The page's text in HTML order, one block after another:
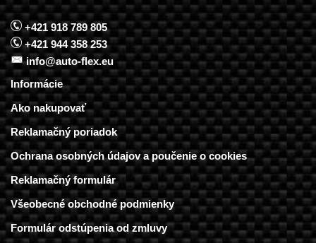
+421 918 789 805
+421 944 358 253
info@auto-flex.eu
Informácie
Ako nakupovať
Reklamačný poriadok
Ochrana osobných údajov a poučenie o cookies
Reklamačný formulár
Všeobecné obchodné podmienky
Formulár odstúpenia od zmluvy